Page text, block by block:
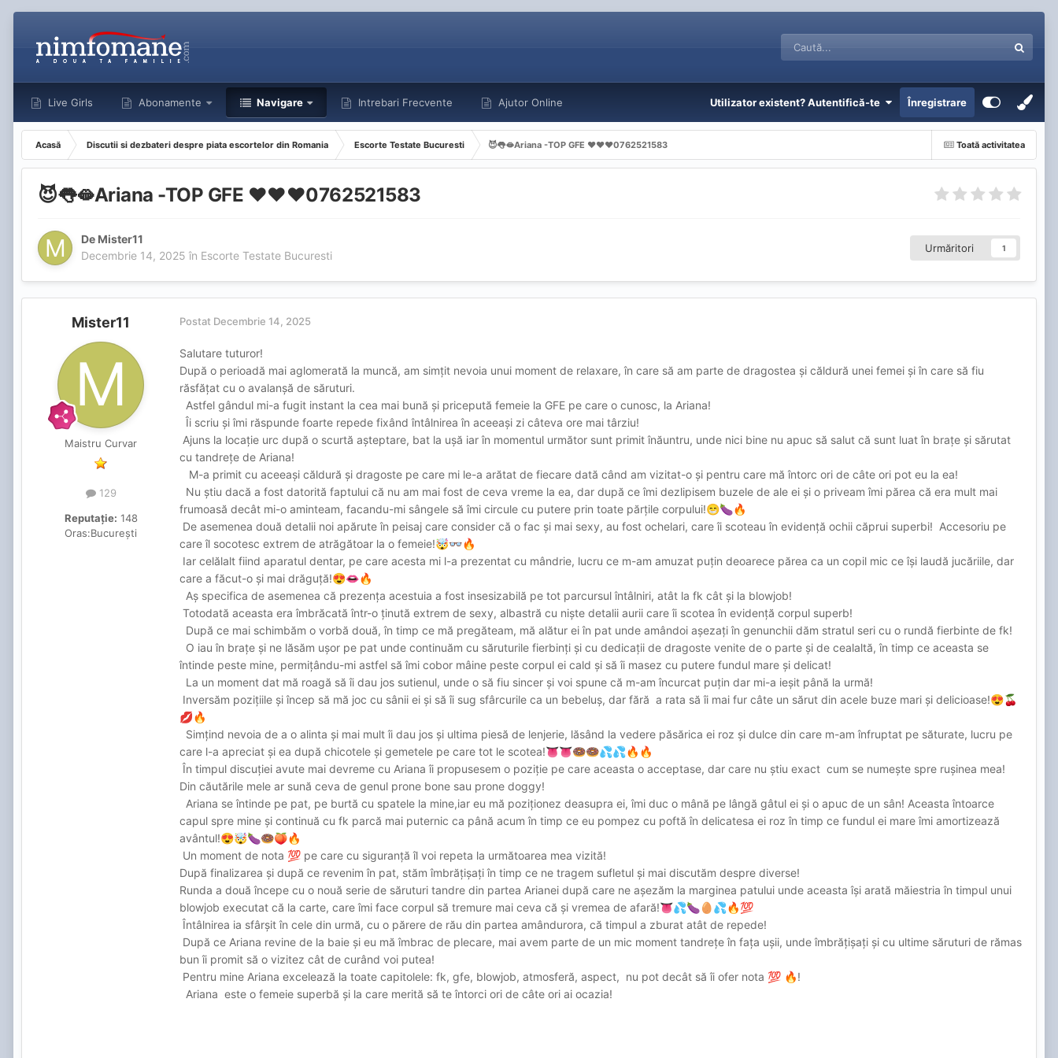
Live Girls Abonamente Navigare Intrebari Frecvente Ajutor Online Utilizator existent? Autentifică-te Înregistrare
Toată activitatea
Acasă Discutii si dezbateri despre piata escortelor din Romania Escorte Testate Bucuresti 😈👅🫦Ariana -TOP GFE ❤️❤️❤️0762521583
😈👅🫦Ariana -TOP GFE ❤️❤️❤️0762521583
De Mister11
Decembrie 14, 2025 în Escorte Testate Bucuresti
Urmăritori 1
Mister11
Maistru Curvar
129
Reputație: 148
Oras:București
Postat Decembrie 14, 2025
Salutare tuturor!
După o perioadă mai aglomerată la muncă, am simțit nevoia unui moment de relaxare, în care să am parte de dragostea și căldură unei femei și în care să fiu
răsfățat cu o avalanșă de săruturi.
Astfel gândul mi-a fugit instant la cea mai bună și pricepută femeie la GFE pe care o cunosc, la Ariana!
Îi scriu și îmi răspunde foarte repede fixând întâlnirea în aceeași zi câteva ore mai târziu!
Ajuns la locație urc după o scurtă așteptare, bat la ușă iar în momentul următor sunt primit înăuntru, unde nici bine nu apuc să salut că sunt luat în brațe și sărutat
cu tandrețe de Ariana!
M-a primit cu aceeași căldură și dragoste pe care mi le-a arătat de fiecare dată când am vizitat-o și pentru care mă întorc ori de câte ori pot eu la ea!
Nu știu dacă a fost datorită faptului că nu am mai fost de ceva vreme la ea, dar după ce îmi dezlipisem buzele de ale ei și o priveam îmi părea că era mult mai
frumoasă decât mi-o aminteam, facandu-mi sângele să îmi circule cu putere prin toate părțile corpului!😁🍆🔥
De asemenea două detalii noi apărute în peisaj care consider că o fac și mai sexy, au fost ochelari, care îi scoteau în evidență ochii căprui superbi! Accesoriu pe
care îl socotesc extrem de atrăgătoar la o femeie!🤯👓🔥
Iar celălalt fiind aparatul dentar, pe care acesta mi l-a prezentat cu mândrie, lucru ce m-am amuzat puțin deoarece părea ca un copil mic ce își laudă jucăriile, dar
care a făcut-o și mai drăguță!😍👄🔥
Aș specifica de asemenea că prezența acestuia a fost insesizabilă pe tot parcursul întâlniri, atât la fk cât și la blowjob!
Totodată aceasta era îmbrăcată într-o ținută extrem de sexy, albastră cu niște detalii aurii care îi scotea în evidență corpul superb!
După ce mai schimbăm o vorbă două, în timp ce mă pregăteam, mă alătur ei în pat unde amândoi așezați în genunchii dăm stratul seri cu o rundă fierbinte de fk!
O iau în brațe și ne lăsăm ușor pe pat unde continuăm cu săruturile fierbinți și cu dedicații de dragoste venite de o parte și de cealaltă, în timp ce aceasta se
întinde peste mine, permițându-mi astfel să îmi cobor mâine peste corpul ei cald și să îi masez cu putere fundul mare și delicat!
La un moment dat mă roagă să îi dau jos sutienul, unde o să fiu sincer și voi spune că m-am încurcat puțin dar mi-a ieșit până la urmă!
Inversăm pozițiile și încep să mă joc cu sânii ei și să îi sug sfârcurile ca un bebeluș, dar fără a rata să îi mai fur câte un sărut din acele buze mari și delicioase!😍🍒
💋🔥
Simțind nevoia de a o alinta și mai mult îi dau jos și ultima piesă de lenjerie, lăsând la vedere păsărica ei roz și dulce din care m-am înfruptat pe săturate, lucru pe
care l-a apreciat și ea după chicotele și gemetele pe care tot le scotea!👅👅🍩🍩💦💦🔥 🔥
În timpul discuției avute mai devreme cu Ariana îi propusesem o poziție pe care aceasta o acceptase, dar care nu știu exact cum se numește spre rușinea mea!
Din căutările mele ar sună ceva de genul prone bone sau prone doggy!
Ariana se întinde pe pat, pe burtă cu spatele la mine,iar eu mă poziționez deasupra ei, îmi duc o mână pe lângă gâtul ei și o apuc de un sân! Aceasta întoarce
capul spre mine și continuă cu fk parcă mai puternic ca până acum în timp ce eu pompez cu poftă în delicatesa ei roz în timp ce fundul ei mare îmi amortizează
avântul!😍🤯🍆🍩🍑🔥
Un moment de nota 💯 pe care cu siguranță îl voi repeta la următoarea mea vizită!
După finalizarea și după ce revenim în pat, stăm îmbrățișați în timp ce ne tragem sufletul și mai discutăm despre diverse!
Runda a două începe cu o nouă serie de săruturi tandre din partea Arianei după care ne așezăm la marginea patului unde aceasta își arată măiestria în timpul unui
blowjob executat că la carte, care îmi face corpul să tremure mai ceva că și vremea de afară!👅💦🍆🥚💦🔥💯
Întâlnirea ia sfârșit în cele din urmă, cu o părere de rău din partea amândurora, că timpul a zburat atât de repede!
După ce Ariana revine de la baie și eu mă îmbrac de plecare, mai avem parte de un mic moment tandrețe în fața ușii, unde îmbrățișați și cu ultime săruturi de rămas
bun îi promit să o vizitez cât de curând voi putea!
Pentru mine Ariana excelează la toate capitolele: fk, gfe, blowjob, atmosferă, aspect, nu pot decât să îi ofer nota 💯 🔥!
Ariana este o femeie superbă și la care merită să te întorci ori de câte ori ai ocazia!